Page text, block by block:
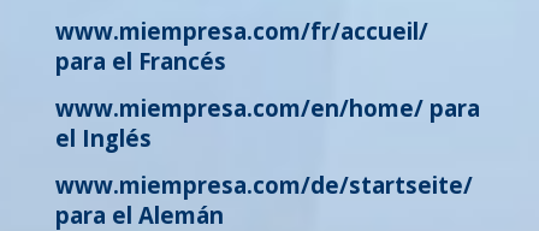
www.miempresa.com/fr/accueil/
para el Francés
www.miempresa.com/en/home/ para
el Inglés
www.miempresa.com/de/startseite/
para el Alemán